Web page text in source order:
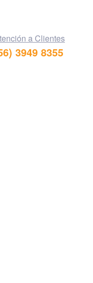
a Clientes
3949 8355